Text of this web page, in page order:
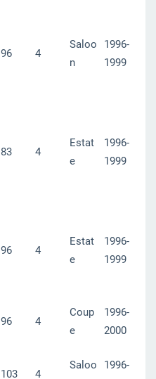
96 4
Saloo
n
1996-
1999
83 4
Estat
e
1996-
1999
96 4
Estat
e
1996-
1999
96 4
Coup
e
1996-
2000
103 4
Saloo
1996-